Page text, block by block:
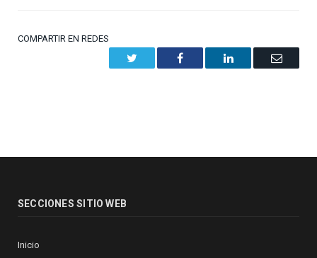
COMPARTIR EN REDES
Facebook LinkedIn Email
SECCIONES SITIO WEB
Inicio